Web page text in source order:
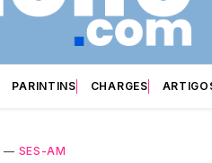
PARINTINS CHARGES
— SES-AM